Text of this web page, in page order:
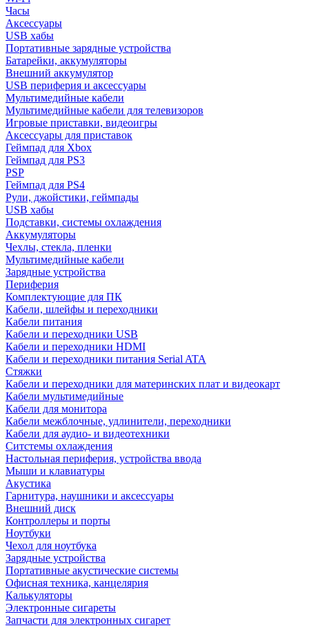
Часы
Аксессуары
USB хабы
Портативные зарядные устройства
Батарейки, аккумуляторы
Внешний аккумулятор
USB периферия и аксессуары
Мультимедийные кабели
Мультимедийные кабели для телевизоров
Игровые приставки, видеоигры
Аксессуары для приставок
Геймпад для Xbox
Геймпад для PS3
PSP
Геймпад для PS4
Рули, джойстики, геймпады
USB хабы
Подставки, системы охлаждения
Аккумуляторы
Чехлы, стекла, пленки
Мультимедийные кабели
Зарядные устройства
Периферия
Комплектующие для ПК
Кабели, шлейфы и переходники
Кабели питания
Кабели и переходники USB
Кабели и переходники HDMI
Кабели и переходники питания Serial ATA
Стяжки
Кабели и переходники для материнских плат и видеокарт
Кабели мультимедийные
Кабели для монитора
Кабели межблочные, удлинители, переходники
Кабели для аудио- и видеотехники
Ситстемы охлаждения
Настольная периферия, устройства ввода
Мыши и клавиатуры
Акустика
Гарнитура, наушники и аксессуары
Внешний диск
Контроллеры и порты
Ноутбуки
Чехол для ноутбука
Зарядные устройства
Портативные акустические системы
Офисная техника, канцелярия
Калькуляторы
Электронные сигареты
Запчасти для электронных сигарет